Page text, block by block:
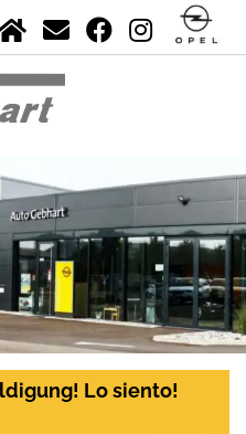
Lo siento!